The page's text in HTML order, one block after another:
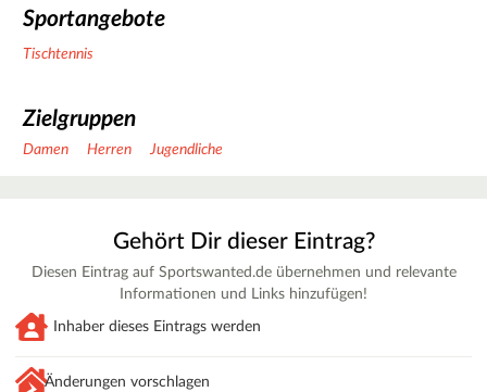
Sportangebote
Tischtennis
Zielgruppen
Damen Herren Jugendliche
Gehört Dir dieser Eintrag?
Diesen Eintrag auf Sportswanted.de übernehmen und relevante
Informationen und Links hinzufügen!
Inhaber dieses Eintrags werden
Änderungen vorschlagen